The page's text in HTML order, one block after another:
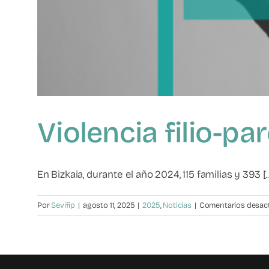
Violencia filio-
En Bizkaia, durante el año 2024, 115 familias y 393
PorSevifip | agosto 11, 2025 | 2025,Noticias | Comentarios